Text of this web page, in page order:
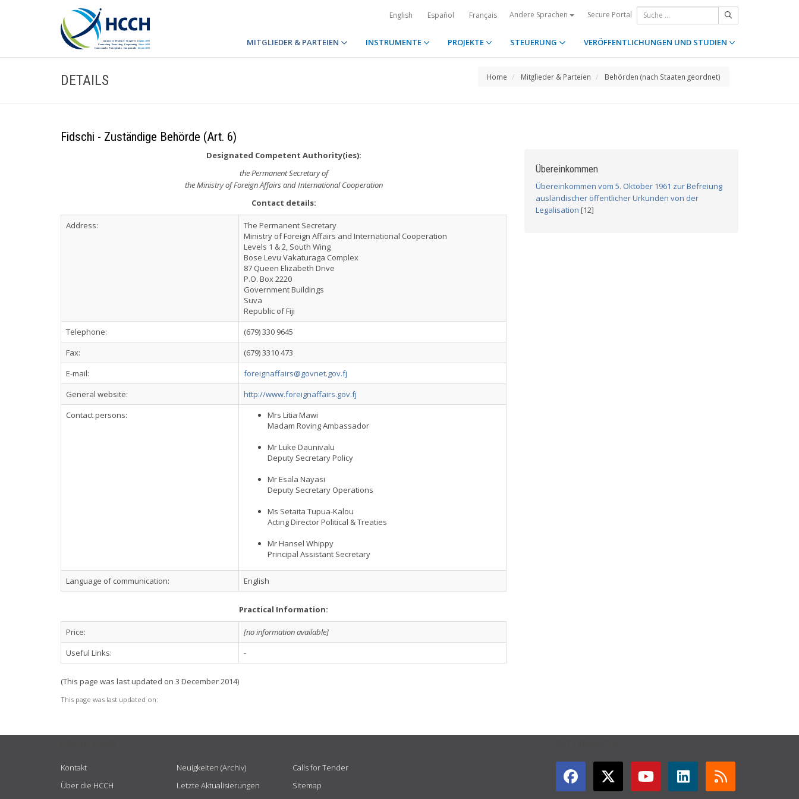
English Español Français Andere Sprachen Secure Portal
MITGLIEDER & PARTEIEN INSTRUMENTE PROJEKTE STEUERUNG VERÖFFENTLICHUNGEN UND STUDIEN
DETAILS Home Mitglieder & Parteien Behörden (nach Staaten geordnet)
Fidschi - Zuständige Behörde (Art. 6)
Designated Competent Authority(ies):
the Permanent Secretary of
the Ministry of Foreign Affairs and International Cooperation
Contact details:
Address:
The Permanent Secretary
Ministry of Foreign Affairs and International Cooperation
Levels 1 & 2, South Wing
Bose Levu Vakaturaga Complex
87 Queen Elizabeth Drive
P.O. Box 2220
Government Buildings
Suva
Republic of Fiji
Telephone:
(679) 330 9645
Fax:
(679) 3310 473
E-mail:
foreignaffairs@govnet.gov.fj
General website:
http://www.foreignaffairs.gov.fj
Contact persons:
Mrs Litia Mawi
Madam Roving Ambassador
Mr Luke Daunivalu
Deputy Secretary Policy
Mr Esala Nayasi
Deputy Secretary Operations
Ms Setaita Tupua-Kalou
Acting Director Political & Treaties
Mr Hansel Whippy
Principal Assistant Secretary
Language of communication: English
Practical Information:
Price:
[no information available]
Useful Links:
-
(This page was last updated on 3 December 2014)
This page was last updated on:
Übereinkommen
Übereinkommen vom 5. Oktober 1961 zur Befreiung
ausländischer öffentlicher Urkunden von der
Legalisation [12]
Kontakt
Über die HCCH
Neuigkeiten (Archiv)
Letzte Aktualisierungen
Calls for Tender
Sitemap